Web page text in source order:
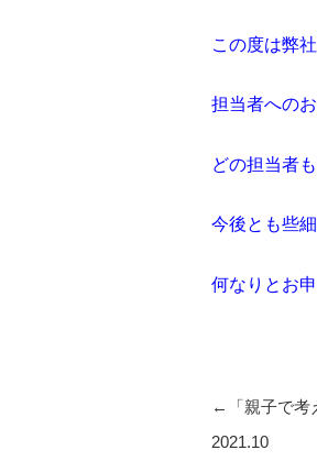
この度は弊
担当者への
どの担当者
今後とも些
何なりとお
投
稿
←
「親子で
2021.10